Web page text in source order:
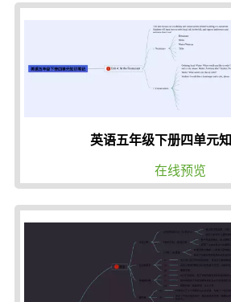
英语五年级下册四单元
在线预览